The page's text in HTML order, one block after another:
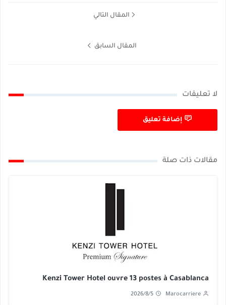
المقال التالي
المقال السابق
لا تعليقات
إضافة تعليق
مقالات ذات صلة
Kenzi Tower Hotel ouvre 13 postes à Casablanca
Marocarriere
2026/8/5